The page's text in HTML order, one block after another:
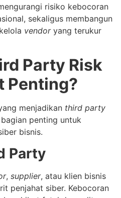
risiko kebocoran
sekaligus membangun
vendor yang terukur
Party Risk
Penting?
menjadikan third party
penting untuk
bisnis.
Party
, supplier, atau klien bisnis
penjahat siber. Kebocoran